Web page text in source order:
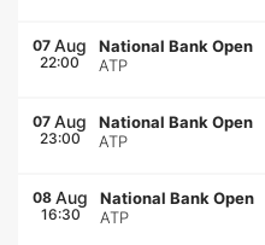
07 Aug
22:00
National Bank Open
ATP
07 Aug
23:00
National Bank Open
ATP
08 Aug
16:30
National Bank Open
ATP